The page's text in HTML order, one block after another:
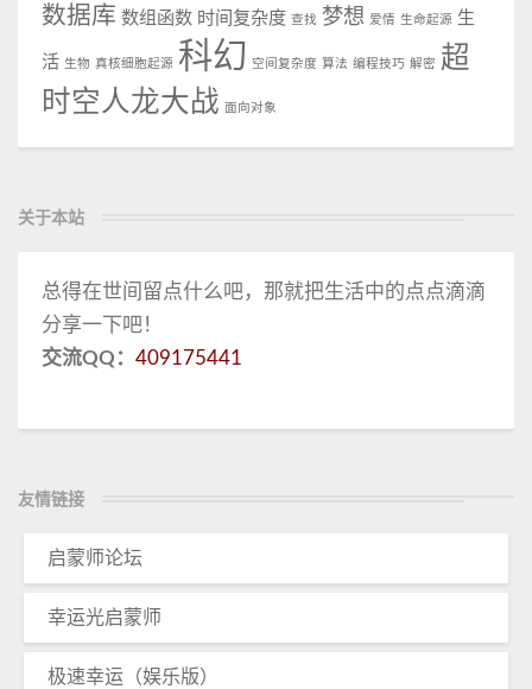
数据库 数组函数 时间复杂度 查找 梦想 爱情 生命起源 生
活 生物 真核细胞起源 科幻 空间复杂度 算法 编程技巧 解密 超
时空人龙大战 面向对象
关于本站
总得在世间留点什么吧，那就把生活中的点点滴滴
分享一下吧！
交流QQ： 409175441
友情链接
启蒙师论坛
幸运光启蒙师
极速幸运（娱乐版）